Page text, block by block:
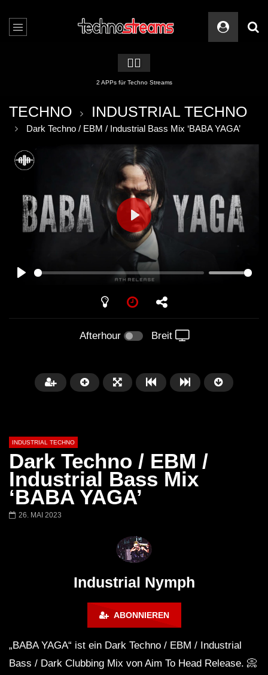
🏳️‍🌈
2 APPs für Techno Streams
TECHNO INDUSTRIAL TECHNO
Dark Techno / EBM / Industrial Bass Mix ‘BABA YAGA’
PLAY
Afterhour Breit
01:34:04
INDUSTRIAL TECHNO
Dark Techno / EBM /
Industrial Bass Mix
‘BABA YAGA’
26. MAI 2023
Industrial Nymph
ABONNIEREN
„BABA YAGA“ ist ein Dark Techno / EBM / Industrial
Bass / Dark Clubbing Mix von Aim To Head Release. 📀